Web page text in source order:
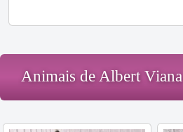
Animais de Albert Viana